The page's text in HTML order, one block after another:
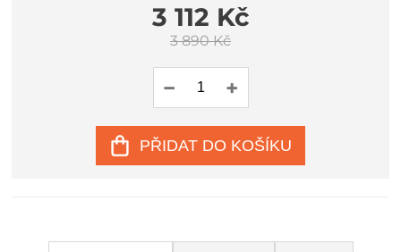
3 112 Kč
3 890 Kč
PŘIDAT DO KOŠÍKU